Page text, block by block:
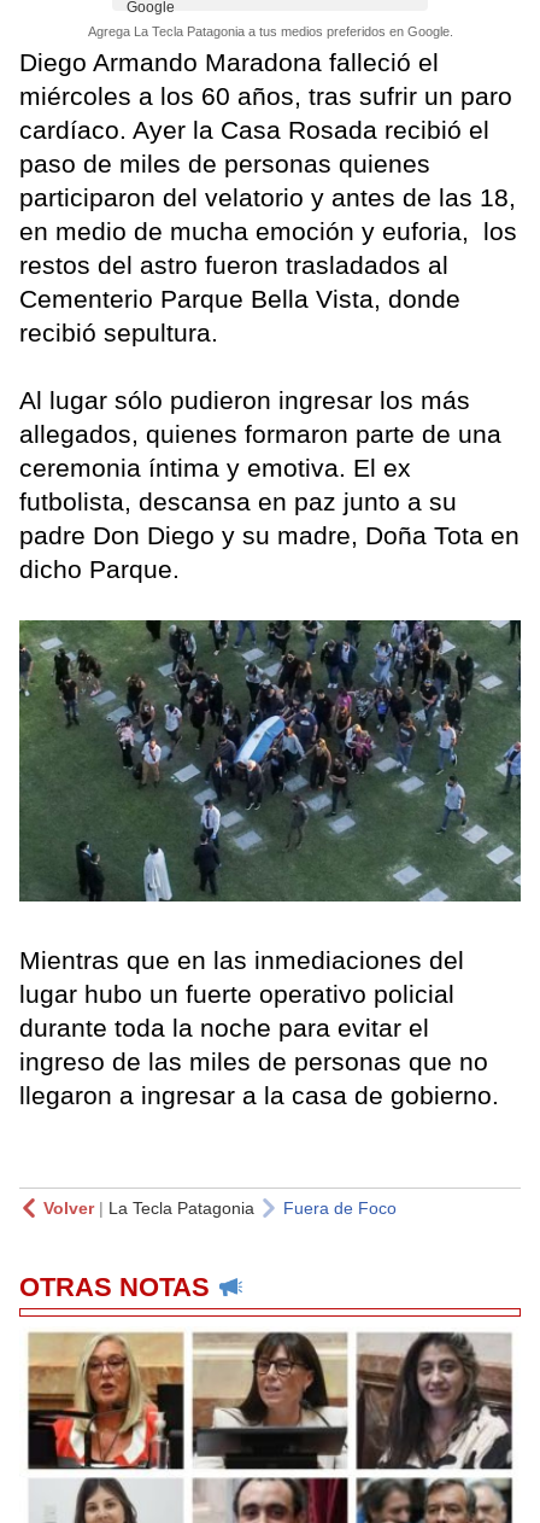
Agrega La Tecla Patagonia a tus medios preferidos en Google.
Diego Armando Maradona falleció el
miércoles a los 60 años, tras sufrir un paro
cardíaco. Ayer la Casa Rosada recibió el
paso de miles de personas quienes
participaron del velatorio y antes de las 18,
en medio de mucha emoción y euforia, los
restos del astro fueron trasladados al
Cementerio Parque Bella Vista, donde
recibió sepultura.
Al lugar sólo pudieron ingresar los más
allegados, quienes formaron parte de una
ceremonia íntima y emotiva. El ex
futbolista, descansa en paz junto a su
padre Don Diego y su madre, Doña Tota en
dicho Parque.
Mientras que en las inmediaciones del
lugar hubo un fuerte operativo policial
durante toda la noche para evitar el
ingreso de las miles de personas que no
llegaron a ingresar a la casa de gobierno.
Volver| La Tecla Patagonia Fuera de Foco
OTRAS NOTAS